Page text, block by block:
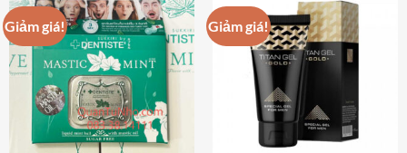
có
nhiều
biến
tùy
chọn
có
Giảm giá! Giảm giá!